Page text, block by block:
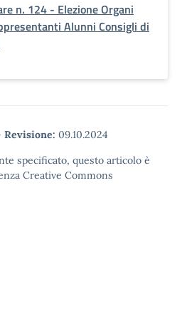
n. 124 - Elezione Organi
Alunni Consigli di
Revisione: 09.10.2024
specificato, questo articolo è
Creative Commons